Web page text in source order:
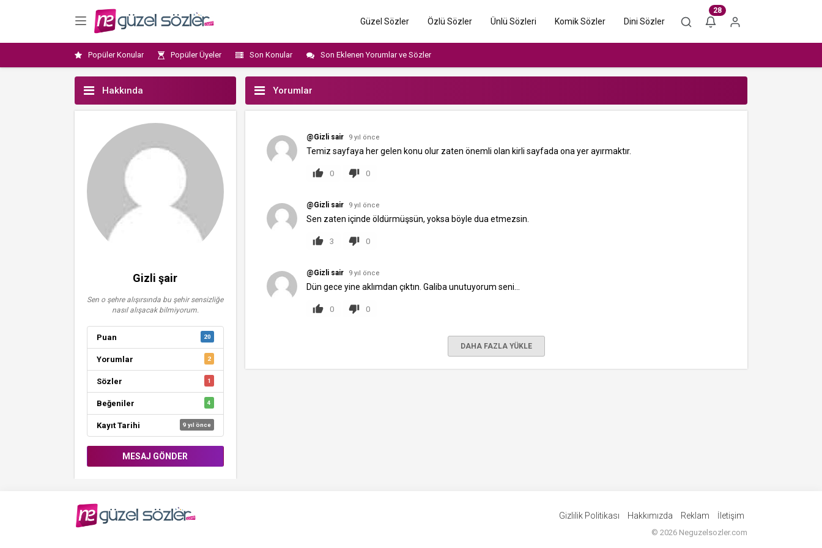
Güzel Sözler Özlü Sözler Ünlü Sözleri Komik Sözler Dini Sözler
28
Popüler Konular Popüler Üyeler Son Konular Son Eklenen Yorumlar ve Sözler
Hakkında
Gizli şair
Sen o şehre alışırsında bu şehir sensizliğe
nasıl alışacak bilmiyorum.
20
Puan
2
Yorumlar
1
Sözler
4
Beğeniler
9 yıl önce
Kayıt Tarihi
MESAJ GÖNDER
Yorumlar
@Gizli sair 9 yıl önce
Temiz sayfaya her gelen konu olur zaten önemli olan kirli sayfada ona yer ayırmaktır.
0 0
@Gizli sair 9 yıl önce
Sen zaten içinde öldürmüşsün, yoksa böyle dua etmezsin.
3 0
@Gizli sair 9 yıl önce
Dün gece yine aklımdan çıktın. Galiba unutuyorum seni...
0 0
DAHA FAZLA YÜKLE
Gizlilik Politikası Hakkımızda Reklam İletişim
© 2026 Neguzelsozler.com